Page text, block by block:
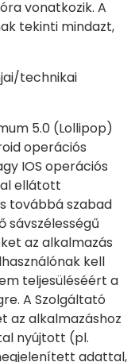
vonatkozik. A
tekinti mindazt,
technikai
5.0 (Lollipop)
operációs
IOS operációs
ellátott
továbbá szabad
sávszélességű
az alkalmazás
kell
teljesüléséért a
A Szolgáltató
az alkalmazáshoz
nyújtott (pl.
adattal,